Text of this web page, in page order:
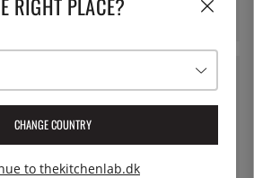
Martellato
from 184 kr.
RIGHT PLACE?
CHANGE COUNTRY
to thekitchenlab.dk